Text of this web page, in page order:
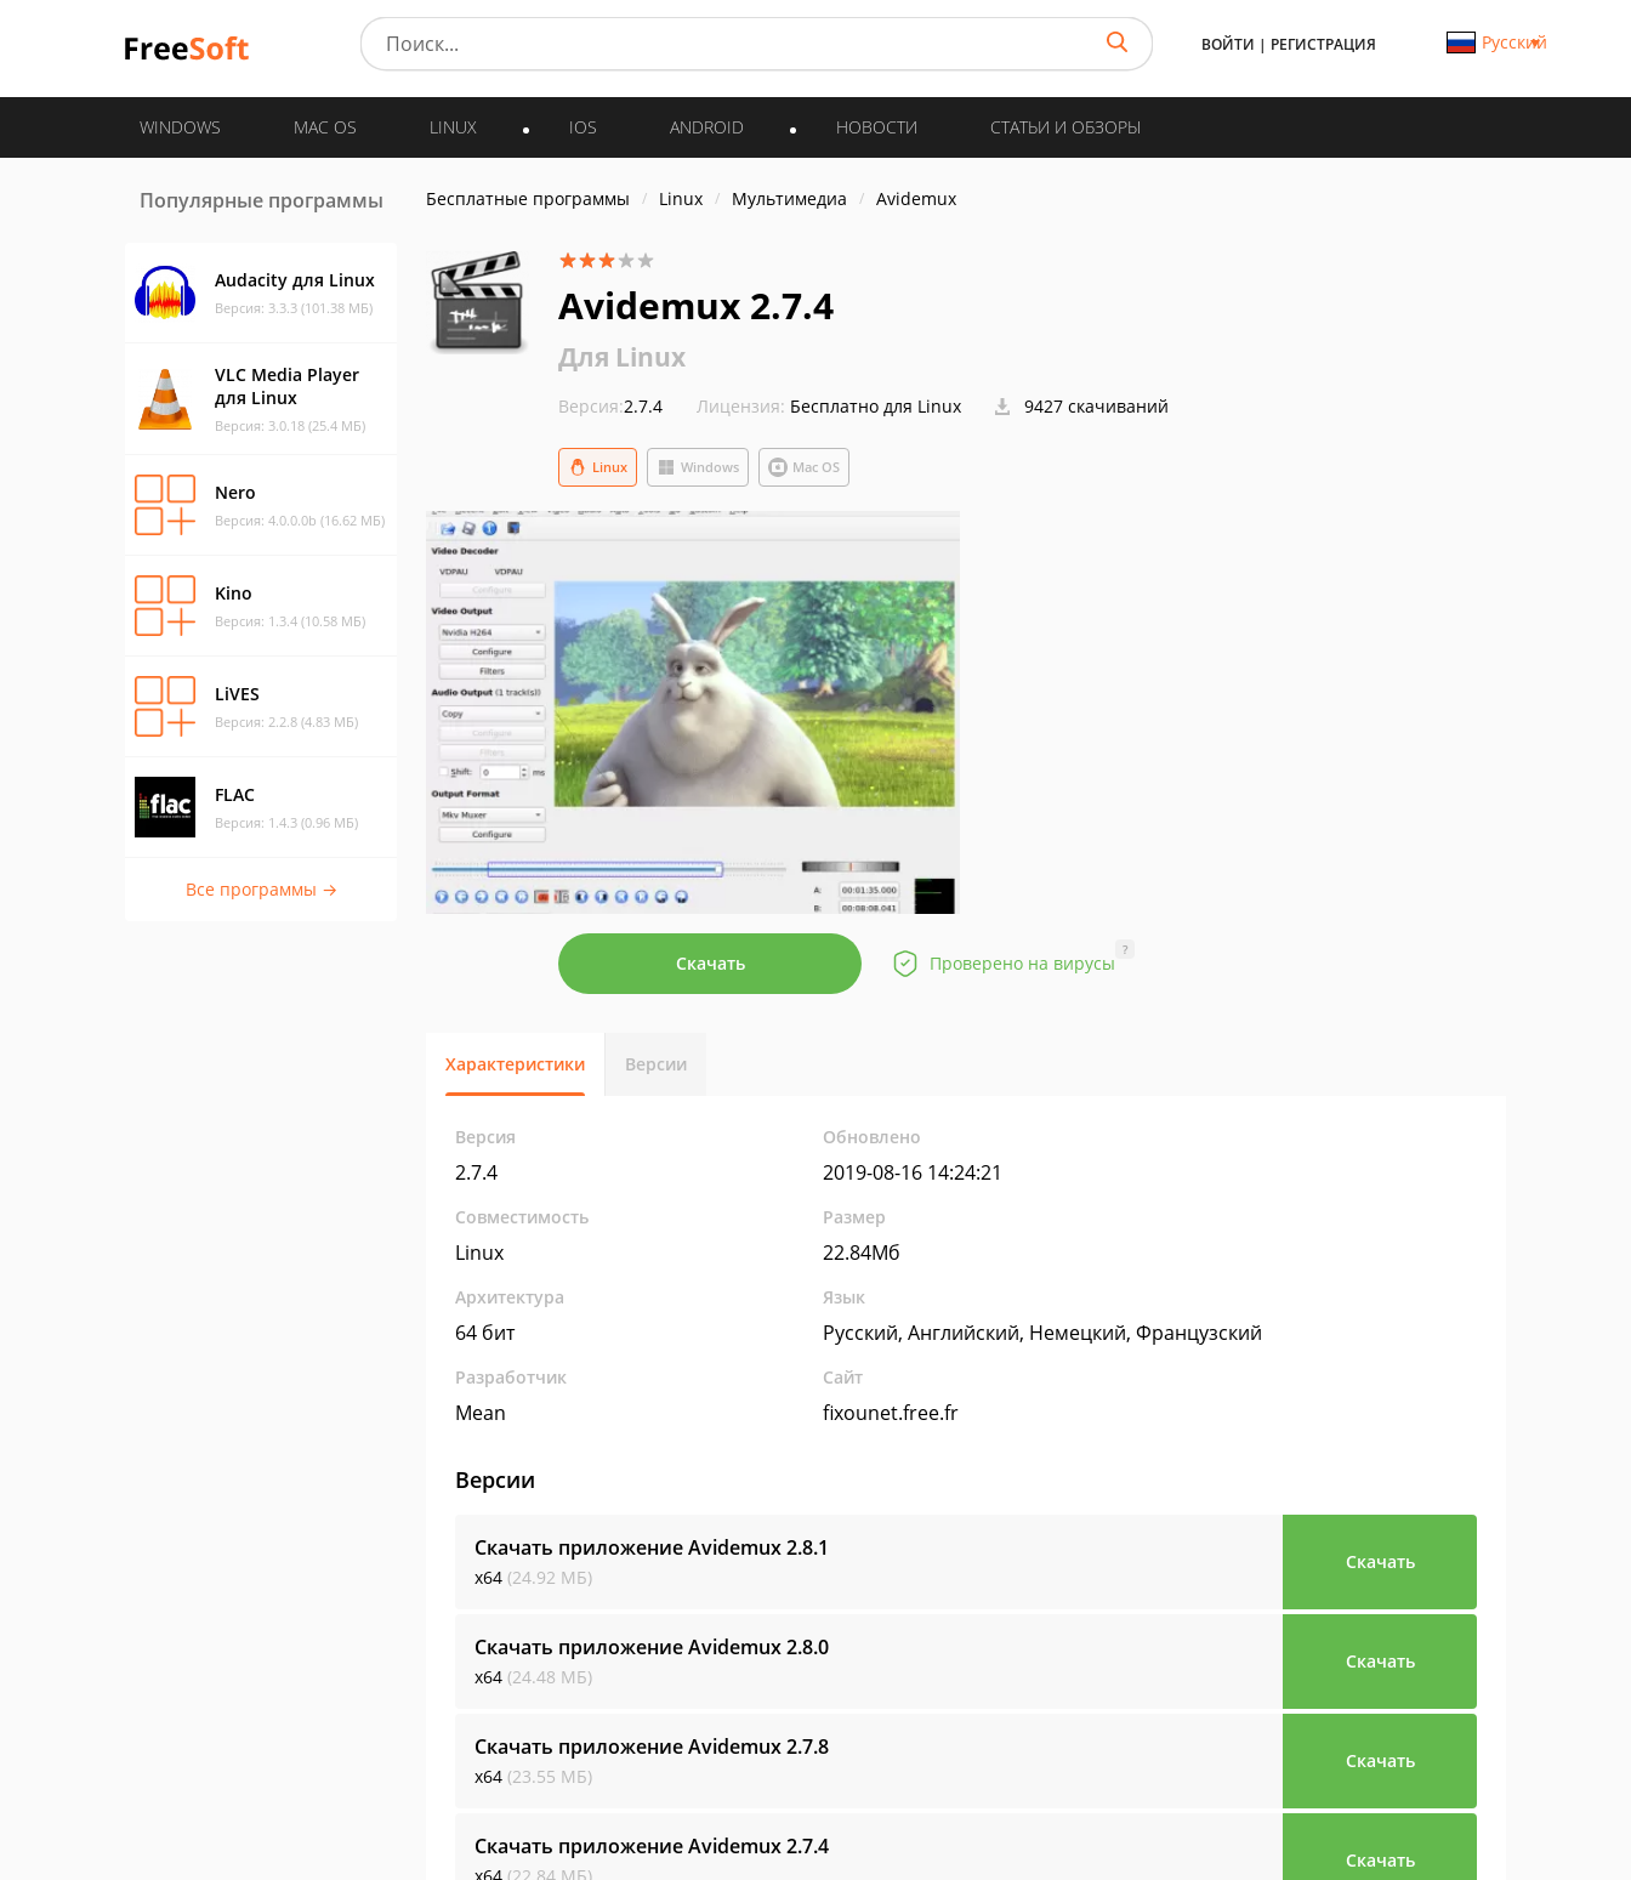
ВОЙТИ | РЕГИСТРАЦИЯ Русский
WINDOWS MAC OS LINUX IOS ANDROID НОВОСТИ СТАТЬИ И ОБЗОРЫ
Популярные программы
Audacity для Linux
Версия: 3.3.3 (101.38 МБ)
VLC Media Player
для Linux
Версия: 3.0.18 (25.4 МБ)
Nero
Версия: 4.0.0.0b (16.62 МБ)
Kino
Версия: 1.3.4 (10.58 МБ)
LiVES
Версия: 2.2.8 (4.83 МБ)
FLAC
Версия: 1.4.3 (0.96 МБ)
Все программы →
Бесплатные программы Linux Мультимедиа Avidemux
Avidemux 2.7.4
Для Linux
Версия:2.7.4 Лицензия: Бесплатно для Linux 9427 скачиваний
Windows
Linux Mac OS
Скачать Проверено на вирусы
?
Характеристики Версии
Версия
2.7.4
Обновлено
2019-08-16 14:24:21
Совместимость
Linux
Размер
22.84Мб
Архитектура
64 бит
Язык
Русский, Английский, Немецкий, Французский
Разработчик
Mean
Сайт
fixounet.free.fr
Версии
Скачать приложение Avidemux2.8.1
x64 (24.92 МБ)
Скачать
Скачать приложение Avidemux2.8.0
x64 (24.48 МБ)
Скачать
Скачать приложение Avidemux2.7.8
x64 (23.55 МБ)
Скачать
Скачать приложение Avidemux2.7.4
Скачать